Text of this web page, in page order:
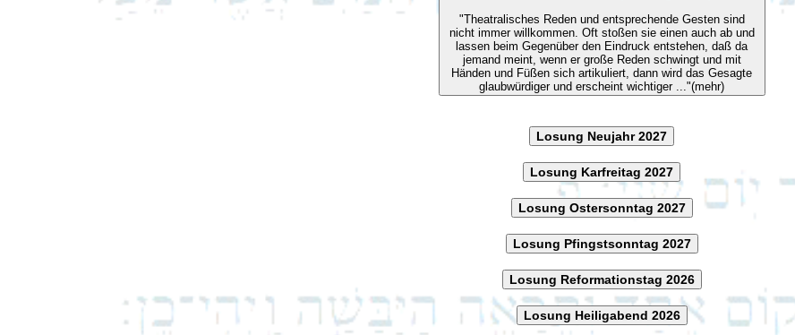
"Theatralisches Reden und entsprechende Gesten sind
nicht immer willkommen. Oft stoßen sie einen auch ab und
lassen beim Gegenüber den Eindruck entstehen, daß da
jemand meint, wenn er große Reden schwingt und mit
Händen und Füßen sich artikuliert, dann wird das Gesagte
glaubwürdiger und erscheint wichtiger ..."(mehr)
Losung Neujahr 2027
Losung Karfreitag 2027
Losung Ostersonntag 2027
Losung Pfingstsonntag 2027
Losung Reformationstag 2026
Losung Heiligabend 2026